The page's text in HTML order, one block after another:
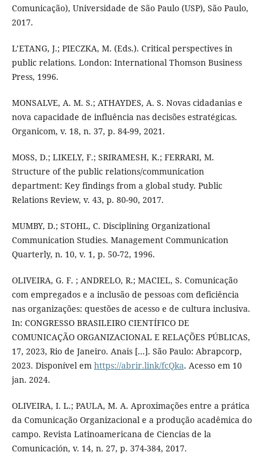
Comunicação), Universidade de São Paulo (USP), São Paulo,
2017.
L’ETANG, J.; PIECZKA, M. (Eds.). Critical perspectives in
public relations. London: International Thomson Business
Press, 1996.
MONSALVE, A. M. S.; ATHAYDES, A. S. Novas cidadanias e
nova capacidade de influência nas decisões estratégicas.
Organicom, v. 18, n. 37, p. 84-99, 2021.
MOSS, D.; LIKELY, F.; SRIRAMESH, K.; FERRARI, M.
Structure of the public relations/communication
department: Key findings from a global study. Public
Relations Review, v. 43, p. 80-90, 2017.
MUMBY, D.; STOHL, C. Disciplining Organizational
Communication Studies. Management Communication
Quarterly, n. 10, v. 1, p. 50-72, 1996.
OLIVEIRA, G. F. ; ANDRELO, R.; MACIEL, S. Comunicação
com empregados e a inclusão de pessoas com deficiência
nas organizações: questões de acesso e de cultura inclusiva.
In: CONGRESSO BRASILEIRO CIENTÍFICO DE
COMUNICAÇÃO ORGANIZACIONAL E RELAÇÕES PÚBLICAS,
17, 2023, Rio de Janeiro. Anais [...]. São Paulo: Abrapcorp,
2023. Disponível em https://abrir.link/fcQka. Acesso em 10
jan. 2024.
OLIVEIRA, I. L.; PAULA, M. A. Aproximações entre a prática
da Comunicação Organizacional e a produção acadêmica do
campo. Revista Latinoamericana de Ciencias de la
Comunicación, v. 14, n. 27, p. 374-384, 2017.